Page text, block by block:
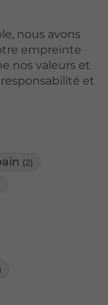
(2)
nous avons
empreinte
nos valeurs et
et